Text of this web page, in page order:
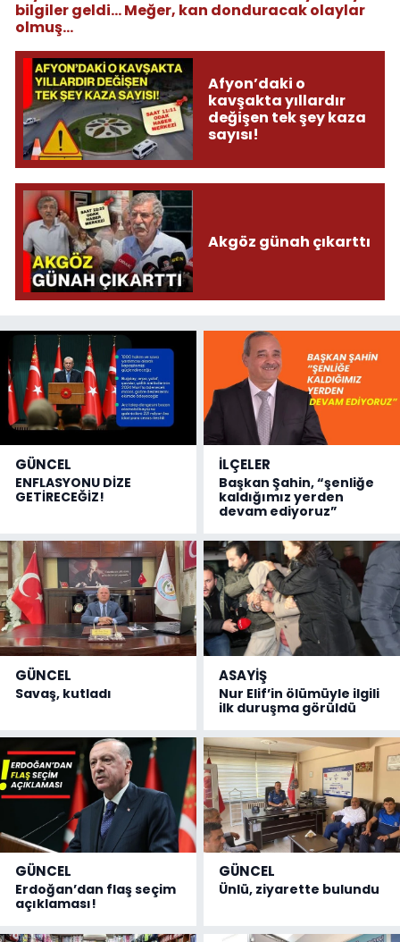
bilgiler geldi... Meğer, kan donduracak olaylar
olmuş...
Afyon’daki o
kavşakta yıllardır
değişen tek şey kaza
sayısı!
Akgöz günah çıkarttı
GÜNCEL
ENFLASYONU DİZE
GETİRECEĞİZ!
İLÇELER
Başkan Şahin, “şenliğe
kaldığımız yerden
devam ediyoruz”
GÜNCEL
Savaş, kutladı
ASAYİŞ
Nur Elif’in ölümüyle ilgili
ilk duruşma görüldü
GÜNCEL
Erdoğan’dan flaş seçim
açıklaması!
GÜNCEL
Ünlü, ziyarette bulundu